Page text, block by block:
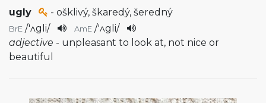
ugly - ošklivý, škaredý, šeredný
BrE /'ʌgli/ AmE /'ʌgli/
adjective - unpleasant to look at, not nice or
beautiful